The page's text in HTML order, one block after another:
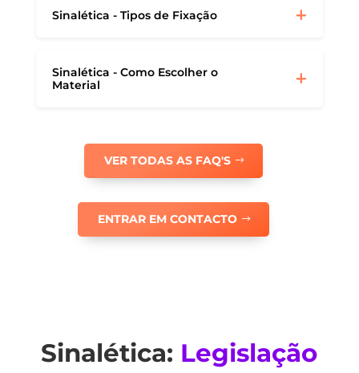
Sinalética - Tipos de Fixação
Sinalética - Como Escolher o
Material
VER TODAS AS FAQ'S
ENTRAR EM CONTACTO
Sinalética: Legislação